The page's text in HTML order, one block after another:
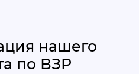
нашего
по ВЗР